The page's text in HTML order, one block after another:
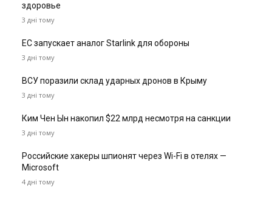
здоровье
3 дні тому
ЕС запускает аналог Starlink для обороны
3 дні тому
ВСУ поразили склад ударных дронов в Крыму
3 дні тому
Ким Чен Ын накопил $22 млрд несмотря на санкции
3 дні тому
Российские хакеры шпионят через Wi-Fi в отелях —
Microsoft
4 дні тому